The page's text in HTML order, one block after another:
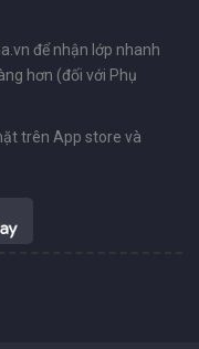
để nhận lớp nhanh
hơn (đối với Phụ
trên App store và